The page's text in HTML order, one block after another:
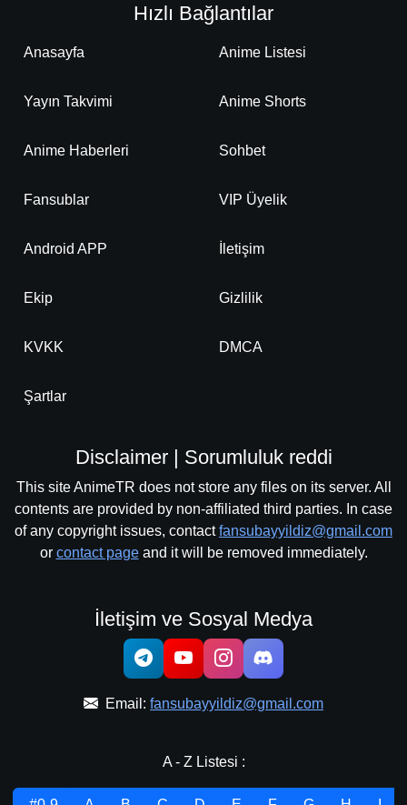
Hızlı Bağlantılar
Anasayfa Anime Listesi
Yayın Takvimi Anime Shorts
Anime Haberleri Sohbet
Fansublar VIP Üyelik
Android APP İletişim
Ekip Gizlilik
KVKK DMCA
Şartlar
Disclaimer | Sorumluluk reddi
This site AnimeTR does not store any files on its server. All
contents are provided by non-affiliated third parties. In case
of any copyright issues, contactfansubayyildiz@gmail.com
or contact pageand it will be removed immediately.
İletişim ve Sosyal Medya
Email: fansubayyildiz@gmail.com
A - Z Listesi :